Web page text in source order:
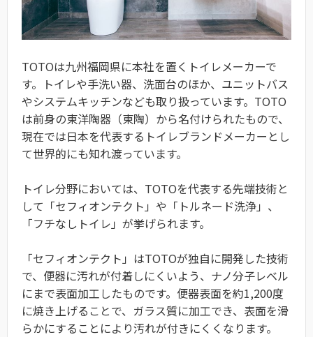
TOTOは九州福岡県に本社を置くトイレメーカーで
す。トイレや手洗い器、洗面台のほか、ユニットバス
やシステムキッチンなども取り扱っています。TOTO
は前身の東洋陶器（東陶）から名付けられたもので、
現在では日本を代表するトイレブランドメーカーとし
て世界的にも知れ渡っています。
トイレ分野においては、TOTOを代表する先端技術と
して「セフィオンテクト」や「トルネード洗浄」、
「フチなしトイレ」が挙げられます。
「セフィオンテクト」はTOTOが独自に開発した技術
で、便器に汚れが付着しにくいよう、ナノ分子レベル
にまで表面加工したものです。便器表面を約1,200度
に焼き上げることで、ガラス質に加工でき、表面を滑
らかにすることにより汚れが付きにくくなります。